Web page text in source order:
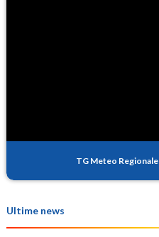
TG Meteo Regionale
Ultime news